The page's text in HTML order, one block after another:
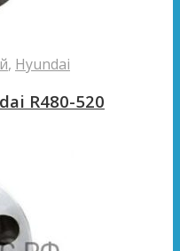
, Hyundai
R480-520